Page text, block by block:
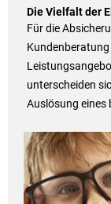
Die Vielfalt der
Für die
unterscheiden
Auslösung eines